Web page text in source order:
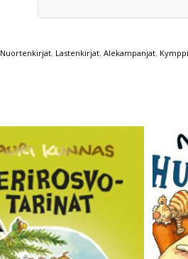
Nuortenkirjat, Lastenkirjat, Alekampanjat,